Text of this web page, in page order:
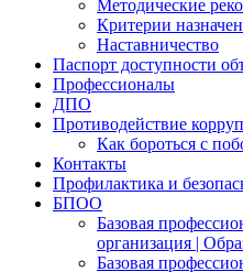
Методические
Критерии
Наставничество
Паспорт доступности
Профессионалы
ДПО
Противодействие
Как бороться с
Контакты
Профилактика и
БПОО
Базовая
организация |
Базовая